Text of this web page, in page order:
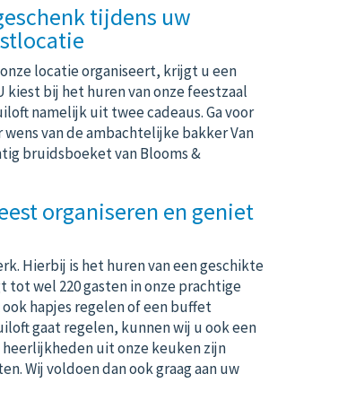
tijdens uw
locatie organiseert, krijgt u een
kiest bij het huren vanonze feestzaal
namelijk uit twee cadeaus. Ga voor
van de ambachtelijke bakker Van
bruidsboeket van Blooms &
organiseren en geniet
Hierbij is hethuren van een geschikte
tot wel 220 gasten in onze prachtige
hapjes regelen ofeen buffet
gaat regelen, kunnen wij u ook een
heerlijkheden uit onze keuken zijn
Wij voldoen dan ook graag aan uw